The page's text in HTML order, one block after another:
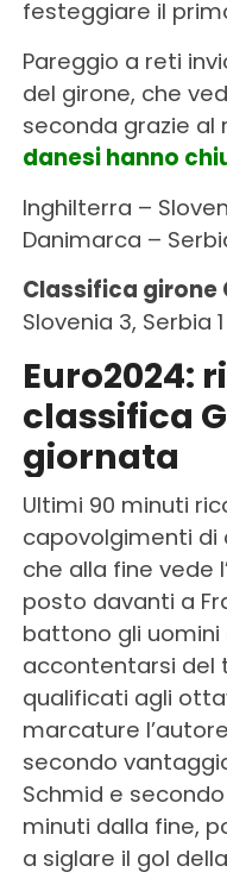
festeggiare il
Pareggio a reti
del girone, che
seconda grazie al
danesi hanno
Inghilterra –
Danimarca –
Classifica girone
Slovenia 3, Serbia 1
Euro2024:
classifica
giornata
Ultimi 90 minuti
capovolgimenti di
che alla fine vede
posto davanti a
battono gli uomini
accontentarsi del
qualificati agli
marcature
secondo
Schmid e
minuti dalla fine,
a siglare il gol